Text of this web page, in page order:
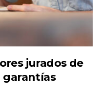
jurados de
garantías